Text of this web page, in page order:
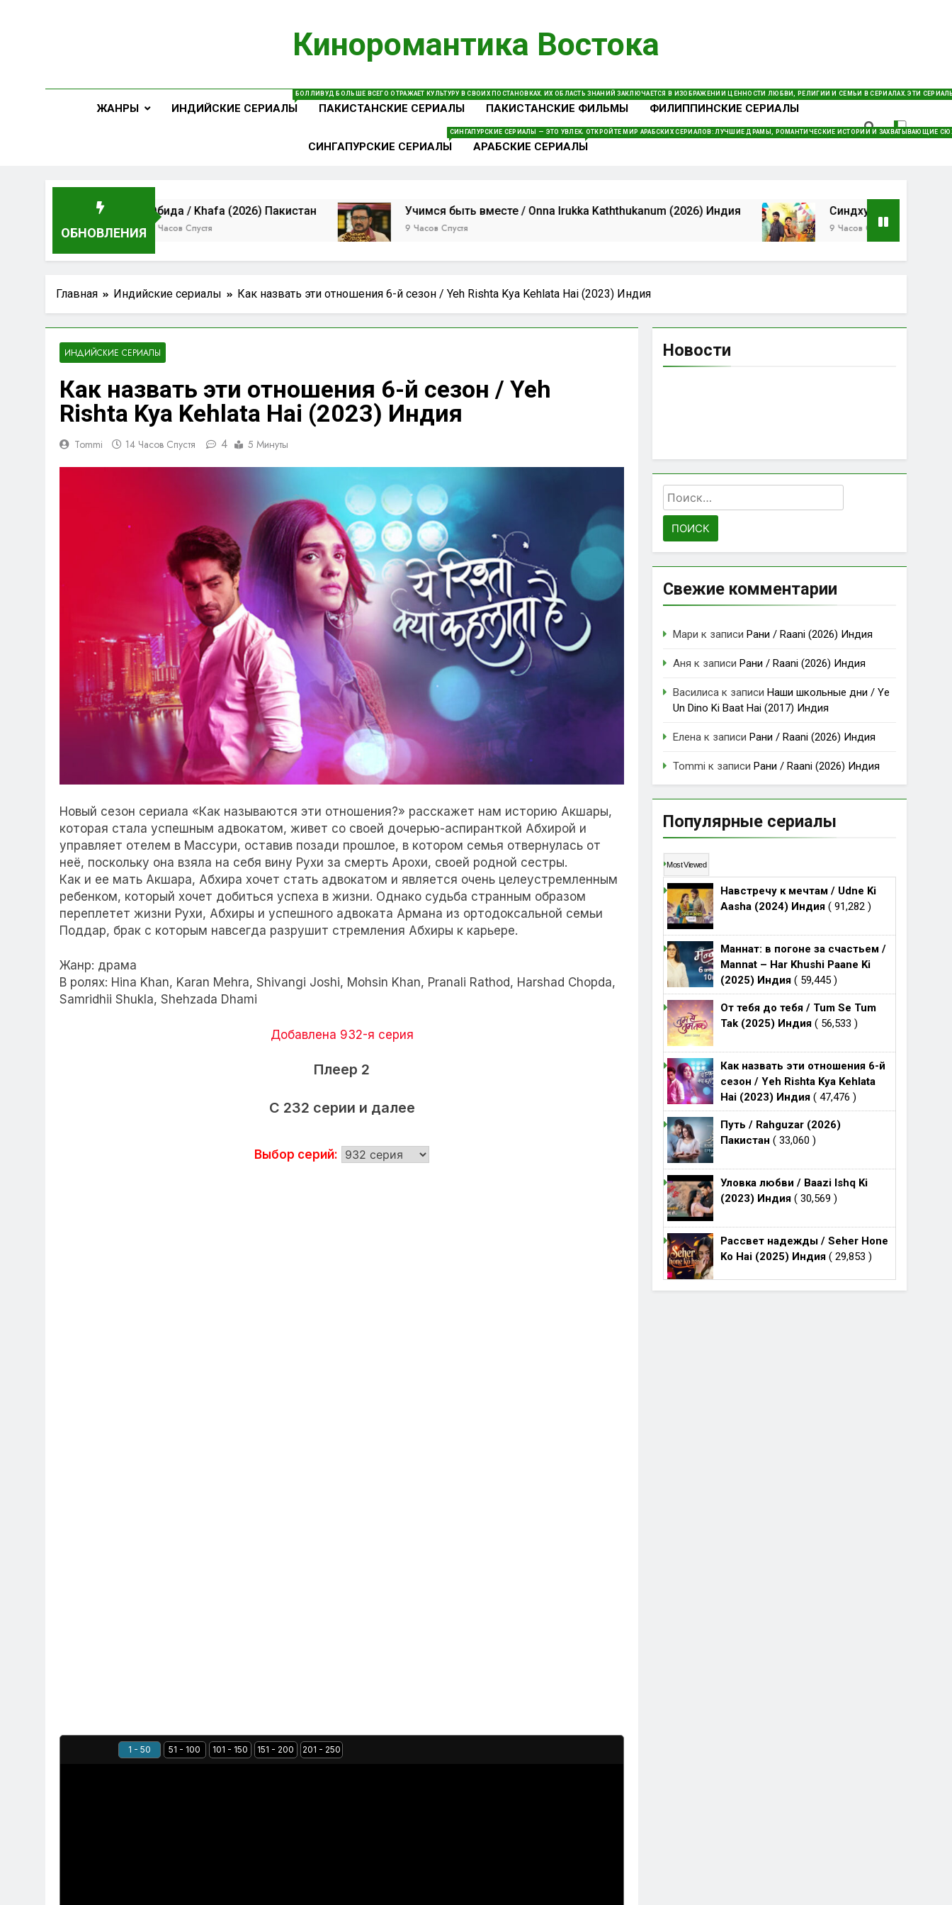
Киноромантика Востока
Яркие Истории Любви И Незабываемых Героев. Смотреть Онлайн – Удобно И Быстро!
ЖАНРЫ ИНДИЙСКИЕ СЕРИАЛЫ
БОЛЛИВУД БОЛЬШЕ ВСЕГО ОТРАЖАЕТ КУЛЬТУРУ В СВОИХ ПОСТАНОВКАХ. ИХ ОБЛАСТЬ ЗНАНИЙ ЗАКЛЮЧАЕТСЯ В ИЗОБРАЖЕНИИ ЦЕННОСТИ ЛЮБВИ, РЕЛИГИИ И СЕМЬИ В СЕРИАЛАХ. ЭТИ
ПАКИСТАНСКИЕ СЕРИАЛЫ ПАКИСТАНСКИЕ ФИЛЬМЫ ФИЛИППИНСКИЕ СЕРИАЛЫ
СИНГАПУРСКИЕ СЕРИАЛЫ
СИНГАПУРСКИЕ СЕРИАЛЫ — ЭТО УВЛЕКАТЕЛЬНЫЕ ДОРАМЫ И ТЕЛЕНОВЕЛЛЫ, СОЗДАННЫЕ В СИНГАПУРЕ, КОТОРЫЕ СОЧЕТАЮТ ВОСТОЧНЫЕ
АРАБСКИЕ СЕРИАЛЫ
ОТКРОЙТЕ МИР АРАБСКИХ СЕРИАЛОВ: ЛУЧШИЕ ДРАМЫ, РОМАНТИЧЕСКИЕ ИСТОРИИ И ЗАХВАТЫВАЮЩИЕ
ОБНОВЛЕНИЯ
Обида / Khafa (2026) Пакистан
9 Часов Спустя
Учимся быть вместе / Onna Irukka Kaththukanum (2026) Индия
9 Часов Спустя
Синдху Бхайрави / Sindhu Bhairavi
9 Часов Спустя
Главная Индийские сериалы Как назвать эти отношения 6-й сезон / Yeh Rishta Kya Kehlata Hai (2023) Индия
ИНДИЙСКИЕ СЕРИАЛЫ
Как назвать эти отношения 6-й сезон / Yeh
Rishta Kya Kehlata Hai (2023) Индия
Tommi 14 Часов Спустя 4 5 Минуты
Новый сезон сериала «Как называются эти отношения?» расскажет нам историю Акшары,
которая стала успешным адвокатом, живет со своей дочерью-аспиранткой Абхирой и
управляет отелем в Массури, оставив позади прошлое, в котором семья отвернулась от
неё, поскольку она взяла на себя вину Рухи за смерть Арохи, своей родной сестры.
Как и ее мать Акшара, Абхира хочет стать адвокатом и является очень целеустремленным
ребенком, который хочет добиться успеха в жизни. Однако судьба странным образом
переплетет жизни Рухи, Абхиры и успешного адвоката Армана из ортодоксальной семьи
Поддар, брак с которым навсегда разрушит стремления Абхиры к карьере.
Жанр: драма
В ролях: Hina Khan, Karan Mehra, Shivangi Joshi, Mohsin Khan, Pranali Rathod, Harshad Chopda,
Samridhii Shukla, Shehzada Dhami
Добавлена 932-я серия
Плеер 2
C 232 серии и далее
Выбор серий:
1 - 50 51 - 100 101 - 150 151 - 200 201 - 250
Новости
Найти:
Свежие комментарии
Мари к записиРани / Raani (2026) Индия
Аня к записиРани / Raani (2026) Индия
Василиса к записиНаши школьные дни / Ye
Un Dino Ki Baat Hai (2017) Индия
Елена к записиРани / Raani (2026) Индия
Tommi к записиРани / Raani (2026) Индия
Популярные сериалы
Most Viewed
Навстречу к мечтам / Udne Ki
Aasha (2024) Индия ( 91,282 )
Маннат: в погоне за счастьем /
Mannat – Har Khushi Paane Ki
(2025) Индия ( 59,445 )
От тебя до тебя / Tum Se Tum
Tak (2025) Индия ( 56,533 )
Как назвать эти отношения 6-й
сезон / Yeh Rishta Kya Kehlata
Hai (2023) Индия ( 47,476 )
Путь / Rahguzar (2026)
Пакистан ( 33,060 )
Уловка любви / Baazi Ishq Ki
(2023) Индия ( 30,569 )
Рассвет надежды / Seher Hone
Ko Hai (2025) Индия ( 29,853 )